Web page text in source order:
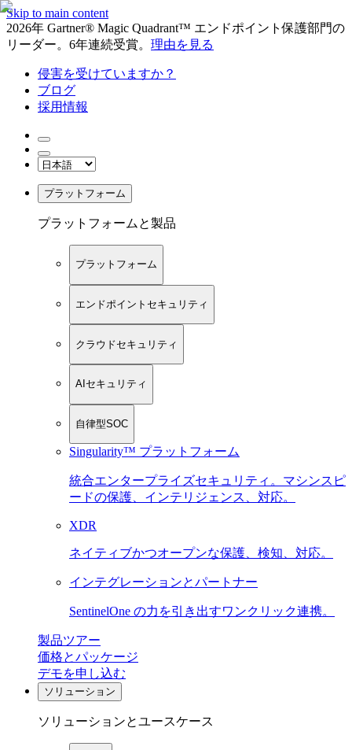
Skip to main content
2026年 Gartner® Magic Quadrant™ エンドポイント保護部門の
リーダー。6年連続受賞。 理由を見る
侵害を受けていますか？
ブログ
採用情報
プラットフォーム
プラットフォームと製品
プラットフォーム
エンドポイントセキュリティ
クラウドセキュリティ
AIセキュリティ
自律型SOC
Singularity™ プラットフォーム
統合エンタープライズセキュリティ。マシンスピ
ードの保護、インテリジェンス、対応。
XDR
ネイティブかつオープンな保護、検知、対応。
インテグレーションとパートナー
SentinelOne の力を引き出すワンクリック連携。
製品ツアー
価格とパッケージ
デモを申し込む
ソリューション
ソリューションとユースケース